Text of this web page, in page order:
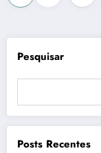
de
posts
Pesquisar
Posts Recentes